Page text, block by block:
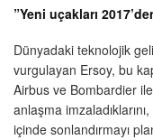
”Yeni uçakları
Dünyadaki teknolojik
vurgulayan Ersoy, bu
Airbus ve Bombardier
anlaşma
içinde sonlandırmayı